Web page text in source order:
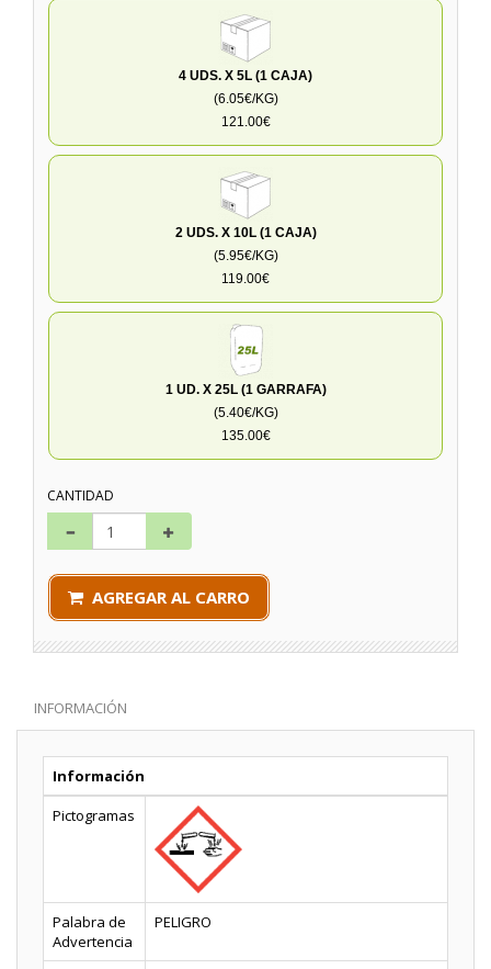
4 UDS. X 5L (1 CAJA)
(6.05€/KG)
121.00€
2 UDS. X 10L (1 CAJA)
(5.95€/KG)
119.00€
1 UD. X 25L (1 GARRAFA)
(5.40€/KG)
135.00€
CANTIDAD
AGREGAR AL CARRO
INFORMACIÓN
Información
Pictogramas
Palabra de
Advertencia
PELIGRO